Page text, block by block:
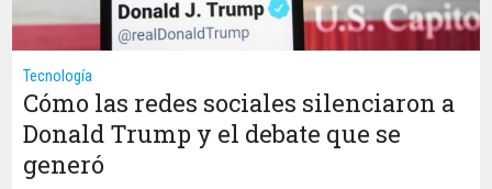
Tecnología
Cómo las redes sociales silenciaron a
Donald Trump y el debate que se
generó